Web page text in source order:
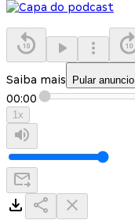
Saiba mais Pular anuncio
00:00
1x